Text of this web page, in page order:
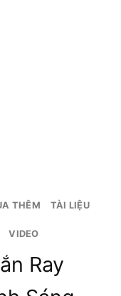
THÊM TÀI LIỆU
VIDEO
Ray